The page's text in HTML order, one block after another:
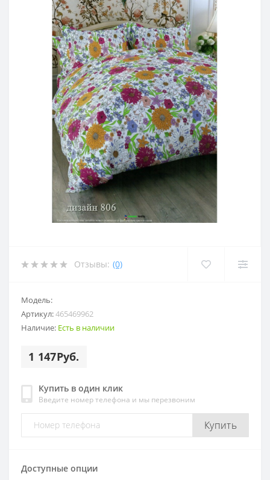
Отзывы: (0)
Модель:
Артикул:465469962
Наличие: Есть в наличии
1 147Руб.
Купить в один клик
Введите номер телефона и мы перезвоним
Купить
Доступные опции